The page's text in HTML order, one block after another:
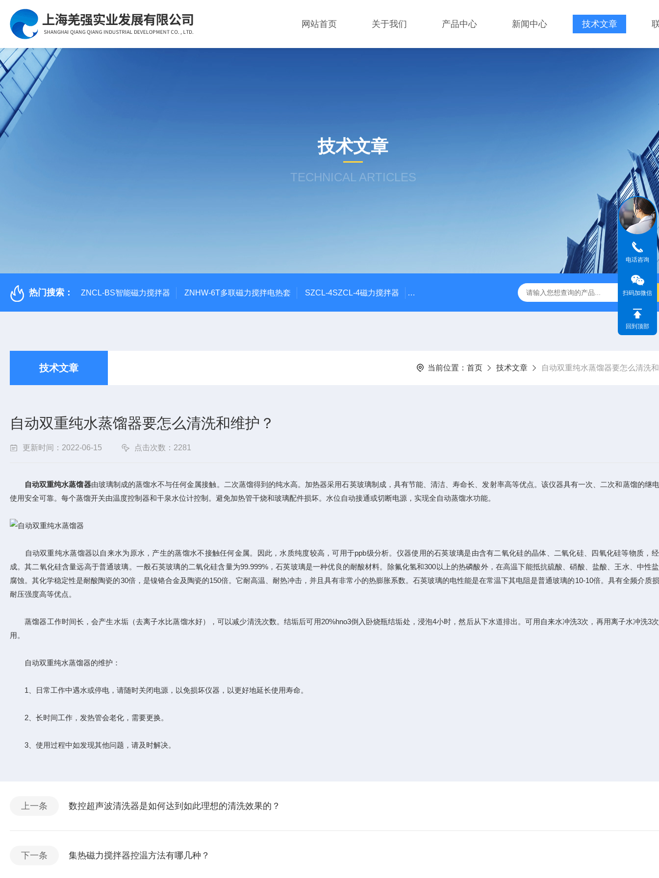
网站首页 关于我们 产品中心 新闻中心 技术文章
技术文章
TECHNICAL ARTICLES
热门搜索： ZNCL-BS智能磁力搅拌器 ZNHW-6T多联磁力搅拌电热套 SZCL-4SZCL-4磁力搅拌器 DF-101C集热式磁力搅拌器 ZNCL-G-C型磁力搅拌加热锅 KH-
技术文章 当前位置： 首页 技术文章 自动双重纯水蒸馏器要怎么清洗
自动双重纯水蒸馏器要怎么清洗和维护？
更新时间：2022-06-15 点击次数：2281
自动双重纯水蒸馏器由玻璃制成的蒸馏水不与任何金属接触。二次蒸馏得到的纯水高。加热器采用石英玻璃制成，具有节能、清洁、寿命长、发射率高等优点。该仪器具有一次、二次和蒸馏的继
使用安全可靠。每个蒸馏开关由温度控制器和干泉水位计控制。避免加热管干烧和玻璃配件损坏。水位自动接通或切断电源，实现全自动蒸馏水功能。
自动双重纯水蒸馏器以自来水为原水，产生的蒸馏水不接触任何金属。因此，水质纯度较高，可用于ppb级分析。仪器使用的石英玻璃是由含有二氧化硅的晶体、二氧化硅、四氧化硅等物质，
成。其二氧化硅含量远高于普通玻璃。一般石英玻璃的二氧化硅含量为99.999%，石英玻璃是一种优良的耐酸材料。除氟化氢和300以上的热磷酸外，在高温下能抵抗硫酸、硝酸、盐酸、王水、中性
腐蚀。其化学稳定性是耐酸陶瓷的30倍，是镍铬合金及陶瓷的150倍。它耐高温、耐热冲击，并且具有非常小的热膨胀系数。石英玻璃的电性能是在常温下其电阻是普通玻璃的10-10倍。具有全频介质
耐压强度高等优点。
蒸馏器工作时间长，会产生水垢（去离子水比蒸馏水好），可以减少清洗次数。结垢后可用20%hno3倒入卧烧瓶结垢处，浸泡4小时，然后从下水道排出。可用自来水冲洗3次，再用离子水冲洗3
用。
自动双重纯水蒸馏器的维护：
1、日常工作中遇水或停电，请随时关闭电源，以免损坏仪器，以更好地延长使用寿命。
2、长时间工作，发热管会老化，需要更换。
3、使用过程中如发现其他问题，请及时解决。
上一条 数控超声波清洗器是如何达到如此理想的清洗效果的？
下一条 集热磁力搅拌器控温方法有哪几种？
电话咨询
扫码加微信
回到顶部